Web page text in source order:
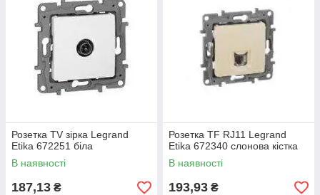
Розетка TV зірка Legrand
Etika 672251 біла
В наявності
187,13 ₴
Розетка TF RJ11 Legrand
Etika 672340 слонова кістка
В наявності
193,93 ₴